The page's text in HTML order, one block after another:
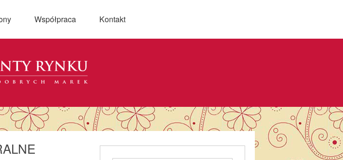
Współpraca Kontakt